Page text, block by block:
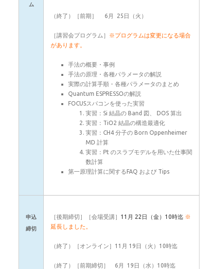
ム
（終了）［前期］ 6月 25日（火）
［講習会プログラム］ ※プログラムは変更になる場合
があります。
手法の概要・事例
手法の原理・各種パラメータの解説
実際の計算手順・各種パラメータのまとめ
Quantum ESPRESSOの解説
FOCUSスパコンを使った実習
実習：Si 結晶の Band 図、 DOS 算出
実習：TiO2 結晶の構造最適化
実習：CH4 分子の Born Oppenheimer
MD 計算
実習：Pt のスラブモデルを用いた仕事関
数計算
第一原理計算に関するFAQ および Tips
申込
締切
［後期締切］［会場受講］ 11月 22日（金）10時迄 ※
延長しました。
（終了）［オンライン］11月 19日（火）10時迄
（終了）［前期締切］ 6月 19日（水）10時迄